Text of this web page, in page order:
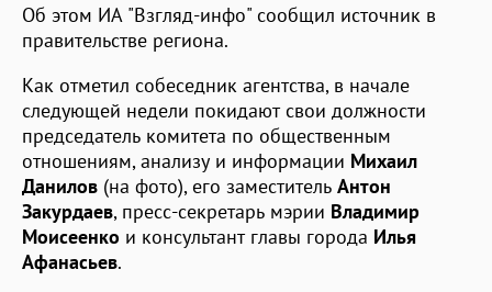
Об этом ИА "Взгляд-инфо" сообщил источник в
правительстве региона.
Как отметил собеседник агентства, в начале
следующей недели покидают свои должности
председатель комитета по общественным
отношениям, анализу и информации Михаил
Данилов (на фото), его заместитель Антон
Закурдаев, пресс-секретарь мэрии Владимир
Моисеенко и консультант главы города Илья
Афанасьев.